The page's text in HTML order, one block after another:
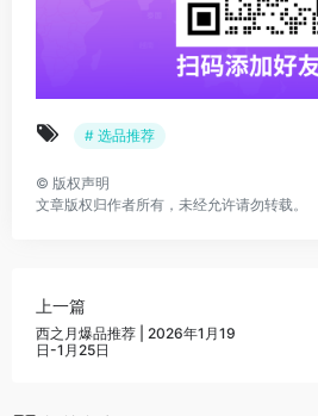
# 选品推荐
© 版权声明
文章版权归作者所有，未经允许请勿转载。
上一篇
西之月爆品推荐 | 2026年1月19
日-1月25日